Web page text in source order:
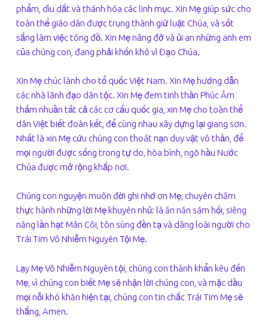
phẩm, dìu dắt và thánh hóa các linh mục. Xin Mẹ giúp sức cho
toàn thể giáo dân được trung thành giữ luật Chúa, và sốt
sắng làm việc tông đồ. Xin Mẹ nâng đỡ và ủi an những anh em
của chúng con, đang phải khốn khó vì Đạo Chúa.
Xin Mẹ chúc lành cho tổ quốc Việt Nam. Xin Mẹ hướng dẫn
các nhà lãnh đạo dân tộc. Xin Mẹ đem tinh thần Phúc Âm
thấm nhuần tất cả các cơ cấu quốc gia, xin Mẹ cho toàn thể
dân Việt biết đoàn kết, để cùng nhau xây dựng lại giang sơn.
Nhất là xin Mẹ cứu chúng con thoát nạn duy vật vô thần, để
mọi người được sống trong tự do, hòa bình, ngõ hầu Nước
Chúa được mở rộng khắp nơi.
Chúng con nguyện muôn đời ghi nhớ ơn Mẹ, chuyên chăm
thực hành những lời Mẹ khuyên nhủ: là ăn năn sám hối, siêng
năng lần hạt Mân Côi, tôn sùng đền tạ và dâng loài người cho
Trái Tim Vô Nhiễm Nguyên Tội Mẹ.
Lạy Mẹ Vô Nhiễm Nguyên tội, chúng con thành khẩn kêu đến
Mẹ, vì chúng con biết Mẹ sẽ nhận lời chúng con, và mặc dầu
mọi nỗi khó khăn hiện tại, chúng con tin chắc Trái Tim Mẹ sẽ
thắng, Amen.